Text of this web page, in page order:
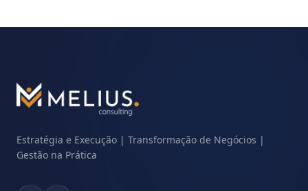
Estratégia e Execução | Transformação de Negócios |
Gestão na Prática